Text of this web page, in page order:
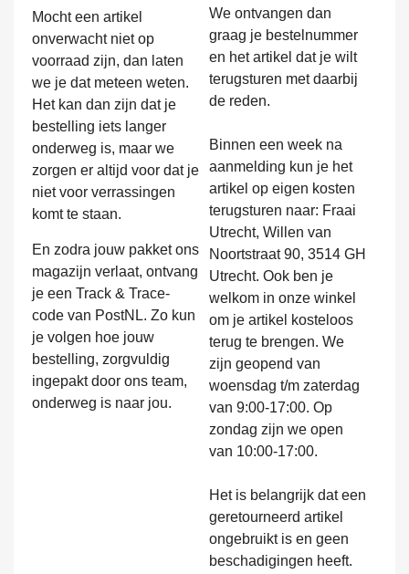
Mocht een artikel
onverwacht niet op
voorraad zijn, dan laten
we je dat meteen weten.
Het kan dan zijn dat je
bestelling iets langer
onderweg is, maar we
zorgen er altijd voor dat je
niet voor verrassingen
komt te staan.
En zodra jouw pakket ons
magazijn verlaat, ontvang
je een Track & Trace-
code van PostNL. Zo kun
je volgen hoe jouw
bestelling, zorgvuldig
ingepakt door ons team,
onderweg is naar jou.
We ontvangen dan
graag je bestelnummer
en het artikel dat je wilt
terugsturen met daarbij
de reden.
Binnen een week na
aanmelding kun je het
artikel op eigen kosten
terugsturen naar: Fraai
Utrecht, Willen van
Noortstraat 90, 3514 GH
Utrecht. Ook ben je
welkom in onze winkel
om je artikel kosteloos
terug te brengen. We
zijn geopend van
woensdag t/m zaterdag
van 9:00-17:00. Op
zondag zijn we open
van 10:00-17:00.
Het is belangrijk dat een
geretourneerd artikel
ongebruikt is en geen
beschadigingen heeft.